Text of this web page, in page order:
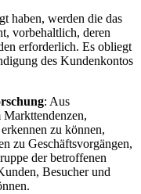
haben, werden die das
vorbehaltlich, deren
erforderlich. Es obliegt
des Kundenkontos
: Aus
zu können,
zu Geschäftsvorgängen,
der betroffenen
Besucher und